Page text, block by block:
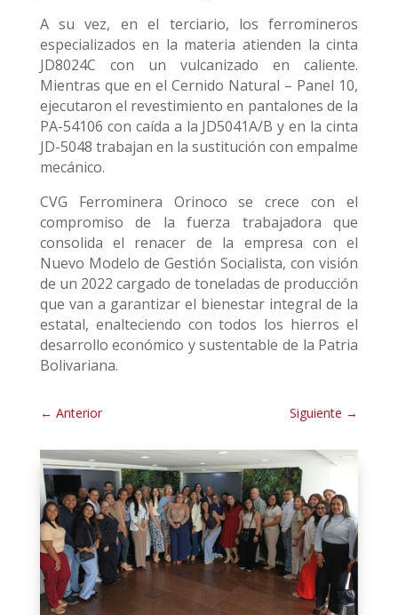
A su vez, en el terciario, los ferromineros
especializados en la materia atienden la cinta
JD8024C con un vulcanizado en caliente.
Mientras que en el Cernido Natural – Panel 10,
ejecutaron el revestimiento en pantalones de la
PA-54106 con caída a la JD5041A/B y en la cinta
JD-5048 trabajan en la sustitución con empalme
mecánico.
CVG Ferrominera Orinoco se crece con el
compromiso de la fuerza trabajadora que
consolida el renacer de la empresa con el
Nuevo Modelo de Gestión Socialista, con visión
de un 2022 cargado de toneladas de producción
que van a garantizar el bienestar integral de la
estatal, enalteciendo con todos los hierros el
desarrollo económico y sustentable de la Patria
Bolivariana.
← Anterior Siguiente →